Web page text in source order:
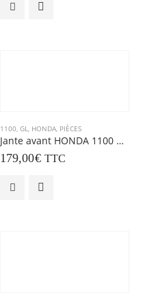
1100 GL HONDA PIÈCES
Jante avant HONDA 1100 GOLDWING
179,00€ TTC